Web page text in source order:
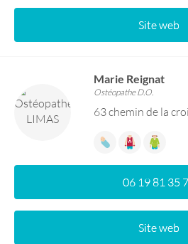
Site web
Marie Reignat
Ostéopathe D.O.
63 chemin de la
06 19 81 35
Site web